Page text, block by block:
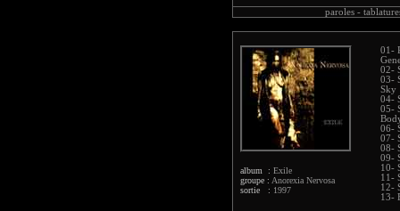
paroles -
album : Exile
groupe : Anorexia Nervosa
sortie : 1997
01-
02-
03-
Sky
04-
05-
06-
07-
08-
09-
10-
11-
12-
13-